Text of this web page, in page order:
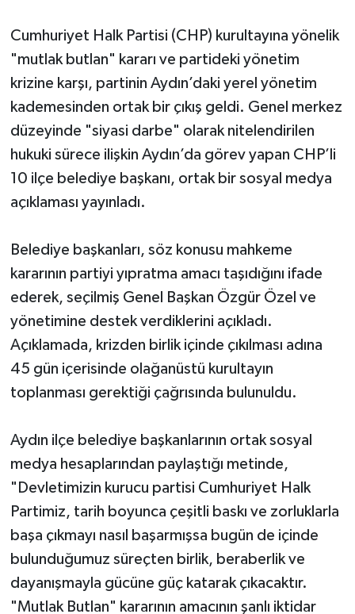
Cumhuriyet Halk Partisi (CHP) kurultayına yönelik
"mutlak butlan" kararı ve partideki yönetim
krizine karşı, partinin Aydın’daki yerel yönetim
kademesinden ortak bir çıkış geldi. Genel merkez
düzeyinde "siyasi darbe" olarak nitelendirilen
hukuki sürece ilişkin Aydın’da görev yapan CHP’li
10 ilçe belediye başkanı, ortak bir sosyal medya
açıklaması yayınladı.
Belediye başkanları, söz konusu mahkeme
kararının partiyi yıpratma amacı taşıdığını ifade
ederek, seçilmiş Genel Başkan Özgür Özel ve
yönetimine destek verdiklerini açıkladı.
Açıklamada, krizden birlik içinde çıkılması adına
45 gün içerisinde olağanüstü kurultayın
toplanması gerektiği çağrısında bulunuldu.
Aydın ilçe belediye başkanlarının ortak sosyal
medya hesaplarından paylaştığı metinde,
"Devletimizin kurucu partisi Cumhuriyet Halk
Partimiz, tarih boyunca çeşitli baskı ve zorluklarla
başa çıkmayı nasıl başarmışsa bugün de içinde
bulunduğumuz süreçten birlik, beraberlik ve
dayanışmayla gücüne güç katarak çıkacaktır.
"Mutlak Butlan" kararının amacının şanlı iktidar